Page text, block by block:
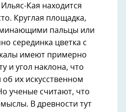
Кая находится
Круглая площадка,
пальцы или
серединка цветка с
имеют примерно
и угол наклона, что
их искусственном
ученые считают, что
В древности тут